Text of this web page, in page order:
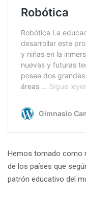
Hemos tomado como
de los países que
patrón educativo del